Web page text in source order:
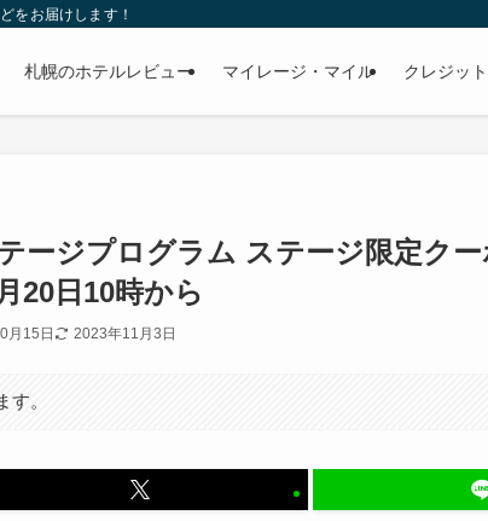
をお届けします！
札幌のホテルレビュー マイレージ・マイル クレジッ
ージプログラム ステージ限定ク
20日10時から
月15日 2023年11月3日
。